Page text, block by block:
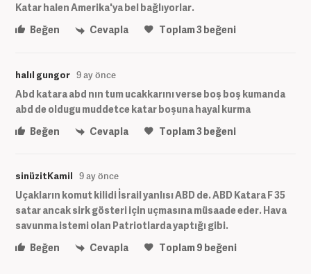
Katar halen Amerika'ya bel bağlıyorlar.
Beğen
Cevapla Toplam3beğeni
halıl gungor 9 ay önce
Abd katara abd nın tum ucakkarını verse boş boş kumanda
abd de oldugu muddetce katar boşuna hayal kurma
Beğen
Cevapla Toplam3beğeni
sinüzitKamil 9 ay önce
Uçakların komut kilidi İsrail yanlısı ABD de. ABD Katara F 35
satar ancak sirk gösteri için uçmasına müsaade eder. Hava
savunma istemi olan Patriotlarda yaptığı gibi.
Beğen
Cevapla Toplam9 beğeni